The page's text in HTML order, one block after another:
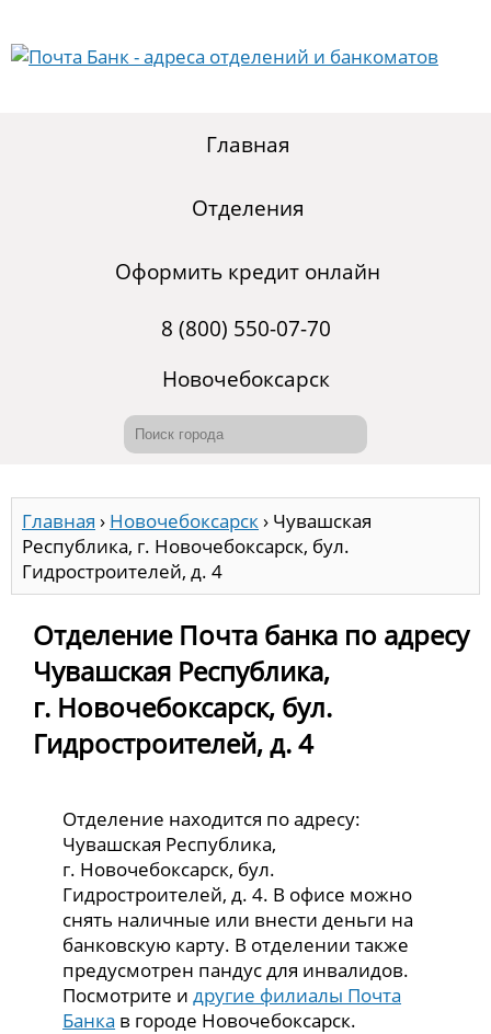
Главная
Отделения
Оформить кредит онлайн
8 (800) 550-07-70
Новочебоксарск
Главная › Новочебоксарск› Чувашская
Республика, г. Новочебоксарск, бул.
Гидростроителей, д. 4
Отделение Почта банка по адресу
Чувашская Республика,
г. Новочебоксарск, бул.
Гидростроителей, д. 4
Отделение находится по адресу:
Чувашская Республика,
г. Новочебоксарск, бул.
Гидростроителей, д. 4. В офисе можно
снять наличные или внести деньги на
банковскую карту. В отделении также
предусмотрен пандус для инвалидов.
Посмотрите идругие филиалы Почта
Банка в городе Новочебоксарск.